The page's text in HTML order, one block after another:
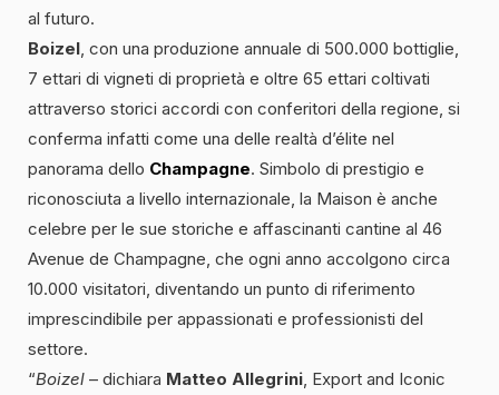
al futuro.
Boizel , con una produzione annuale di 500.000 bottiglie,
7 ettari di vigneti di proprietà e oltre 65 ettari coltivati
attraverso storici accordi con conferitori della regione, si
conferma infatti come una delle realtà d’élite nel
panorama dello Champagne. Simbolo di prestigio e
riconosciuta a livello internazionale, la Maison è anche
celebre per le sue storiche e affascinanti cantine al 46
Avenue de Champagne, che ogni anno accolgono circa
10.000 visitatori, diventando un punto di riferimento
imprescindibile per appassionati e professionisti del
settore.
“Boizel – dichiara Matteo Allegrini , Export and Iconic